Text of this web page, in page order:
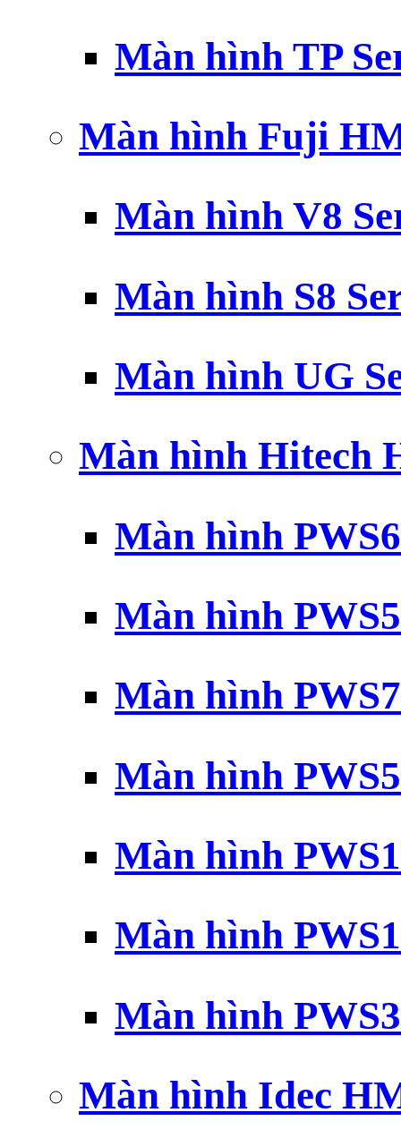
Màn hình TP
Màn hình Fuji
Màn hình V8
Màn hình S8
Màn hình UG
Màn hình Hitech
Màn hình
Màn hình
Màn hình
Màn hình
Màn hình
Màn hình
Màn hình
Màn hình Idec